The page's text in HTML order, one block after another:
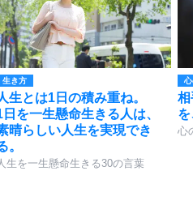
生き方
生とは1日の積み重ね。
日を一生懸命生きる人は、
晴らしい人生を実現でき
。
生を一生懸命生きる30の言葉
相
を
心